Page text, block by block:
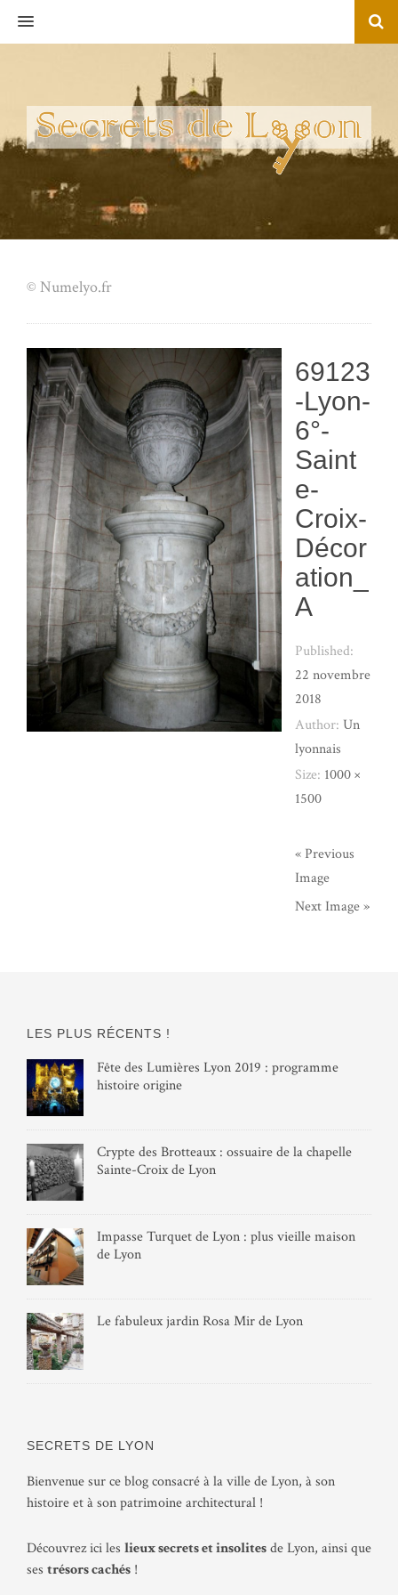
MENU
© Numelyo.fr
69123
-Lyon-
6°-
Saint
e-
Croix-
Décor
ation_
A
Published:
22 novembre
2018
Author:Un
lyonnais
Size: 1000 ×
1500
« Previous
Image
Next Image »
LES PLUS RÉCENTS !
Fête des Lumières Lyon 2019 : programme
histoire origine
Crypte des Brotteaux : ossuaire de la chapelle
Sainte-Croix de Lyon
Impasse Turquet de Lyon : plus vieille maison
de Lyon
Le fabuleux jardin Rosa Mir de Lyon
SECRETS DE LYON
Bienvenue sur ce blog consacré à la ville de Lyon, à son
histoire et à son patrimoine architectural !
Découvrez ici les lieux secrets et insolitesde Lyon, ainsi que
ses trésors cachés !